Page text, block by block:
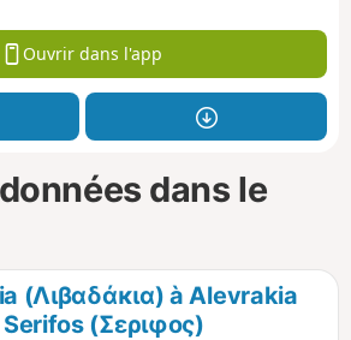
Ouvrir dans l'app
dans le
(Λιβαδάκια) à Alevrakia
(Σεριφος)